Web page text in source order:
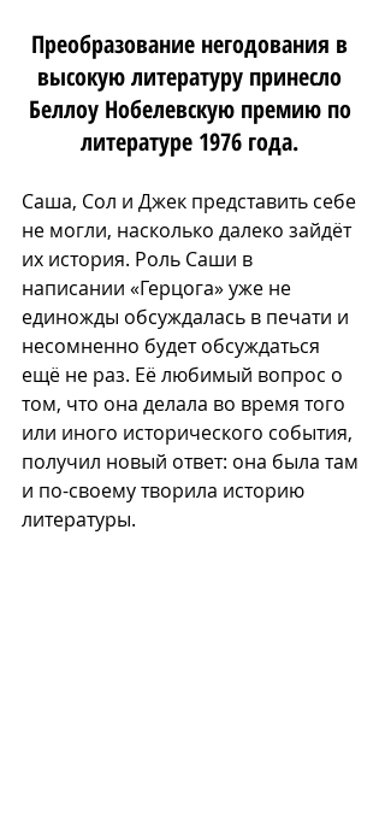
Преобразование негодования в
высокую литературу принесло
Беллоу Нобелевскую премию по
литературе 1976 года.
Саша, Сол и Джек представить себе
не могли, насколько далеко зайдёт
их история. Роль Саши в
написании «Герцога» уже не
единожды обсуждалась в печати и
несомненно будет обсуждаться
ещё не раз. Её любимый вопрос о
том, что она делала во время того
или иного исторического события,
получил новый ответ: она была там
и по-своему творила историю
литературы.